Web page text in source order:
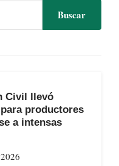
Civil llevó
productores
a intensas